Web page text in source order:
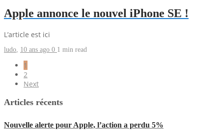
Apple annonce le nouvel iPhone SE !
L’article est ici
ludo, 10 ans ago 0 1 min read
1
2
Next
Articles récents
Nouvelle alerte pour Apple, l’action a perdu 5%